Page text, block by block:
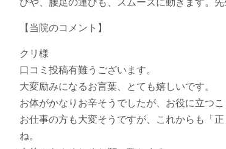
びや、腰足の運びも、スムーズに動きます。先
【当院のコメント】
クリ様
口コミ投稿有難うございます。
大変励みになるお言葉、とても嬉しいです。
お体がかなりお辛そうでしたが、お役に立つこ
お仕事の方も大変そうですが、これからも「
ね。